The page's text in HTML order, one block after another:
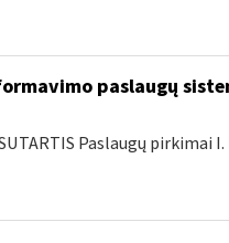
paslaugų
Paslaugų pirkimai I.